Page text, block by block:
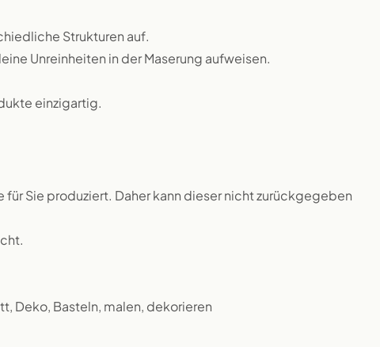
Strukturen auf.
Unreinheiten in der Maserung aufweisen.
einzigartig.
Sie produziert. Daher kann dieser nicht zurückgegeben
Deko, Basteln, malen, dekorieren